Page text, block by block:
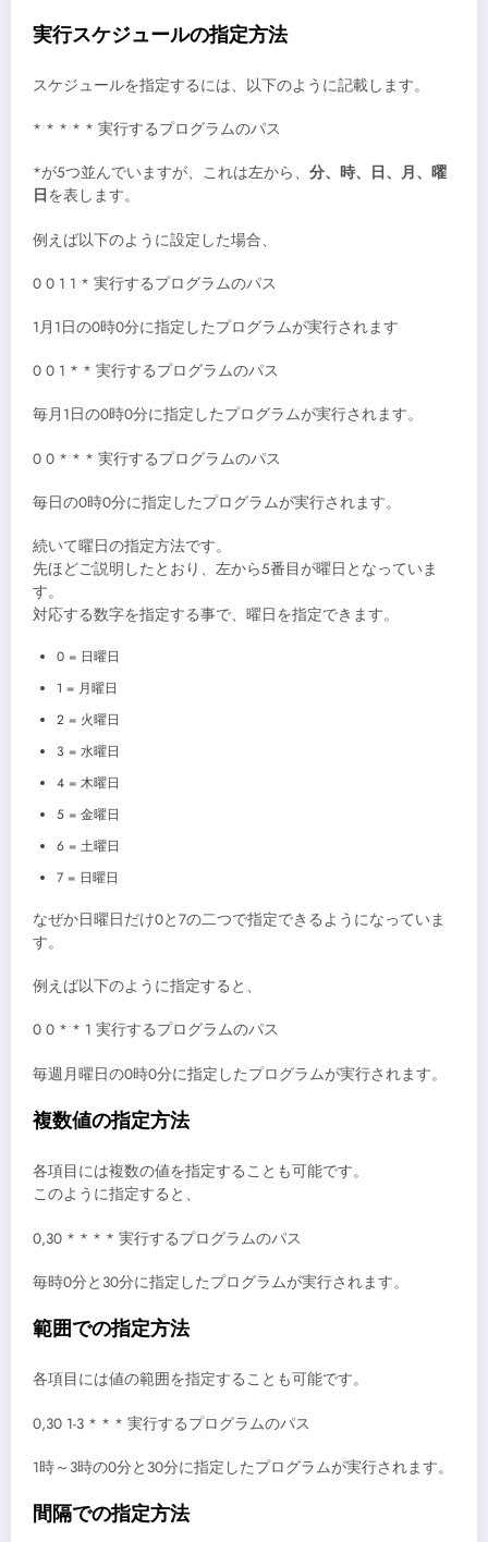
実行スケジュールの指定方法
スケジュールを指定するには、以下のように記載します。
* * * * * 実行するプログラムのパス
*が5つ並んでいますが、これは左から、 分、時、日、月、曜
日 を表します。
例えば以下のように設定した場合、
0 0 1 1 * 実行するプログラムのパス
1月1日の0時0分に指定したプログラムが実行されます
0 0 1 * * 実行するプログラムのパス
毎月1日の0時0分に指定したプログラムが実行されます。
0 0 * * * 実行するプログラムのパス
毎日の0時0分に指定したプログラムが実行されます。
続いて曜日の指定方法です。
先ほどご説明したとおり、左から5番目が曜日となっていま
す。
対応する数字を指定する事で、曜日を指定できます。
0 = 日曜日
1 = 月曜日
2 = 火曜日
3 = 水曜日
4 = 木曜日
5 = 金曜日
6 = 土曜日
7 = 日曜日
なぜか日曜日だけ0と7の二つで指定できるようになっていま
す。
例えば以下のように指定すると、
0 0 * * 1 実行するプログラムのパス
毎週月曜日の0時0分に指定したプログラムが実行されます。
複数値の指定方法
各項目には複数の値を指定することも可能です。
このように指定すると、
0,30 * * * * 実行するプログラムのパス
毎時0分と30分に指定したプログラムが実行されます。
範囲での指定方法
各項目には値の範囲を指定することも可能です。
0,30 1-3 * * * 実行するプログラムのパス
1時～3時の0分と30分に指定したプログラムが実行されます。
間隔での指定方法